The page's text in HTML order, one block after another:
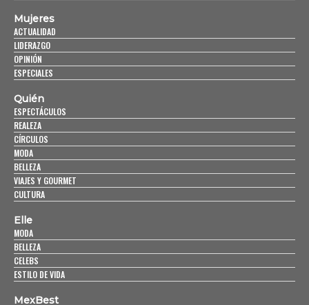
Mujeres
ACTUALIDAD
LIDERAZGO
OPINIÓN
ESPECIALES
Quién
ESPECTÁCULOS
REALEZA
CÍRCULOS
MODA
BELLEZA
VIAJES Y GOURMET
CULTURA
Elle
MODA
BELLEZA
CELEBS
ESTILO DE VIDA
MexBest